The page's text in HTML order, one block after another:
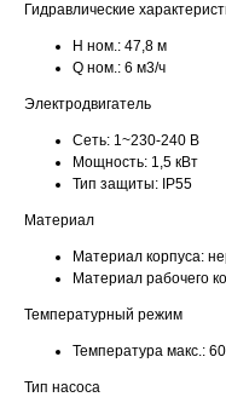
Гидравлические
H ном.: 47,8 м
Q ном.: 6 м3/ч
Электродвигатель
Сеть: 1~230-240 В
Мощность: 1,5 кВт
Тип защиты: IP55
Материал
Материал корпуса:
Материал рабочего
Температурный режим
Температура макс.:
Тип насоса